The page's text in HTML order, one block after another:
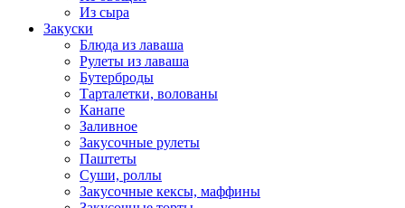
Из сыра
Закуски
Блюда из лаваша
Рулеты из лаваша
Бутерброды
Тарталетки, волованы
Канапе
Заливное
Закусочные рулеты
Паштеты
Суши, роллы
Закусочные кексы, маффины